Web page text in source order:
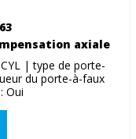
axiale
| type de porte-
du porte-à-faux
Oui